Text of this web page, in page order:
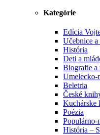
Kategórie
Edícia
Učebnice
História
Deti a
Biografie a
Umelecko-
Beletria
České
Kuchárske
Poézia
Populárno-
História –